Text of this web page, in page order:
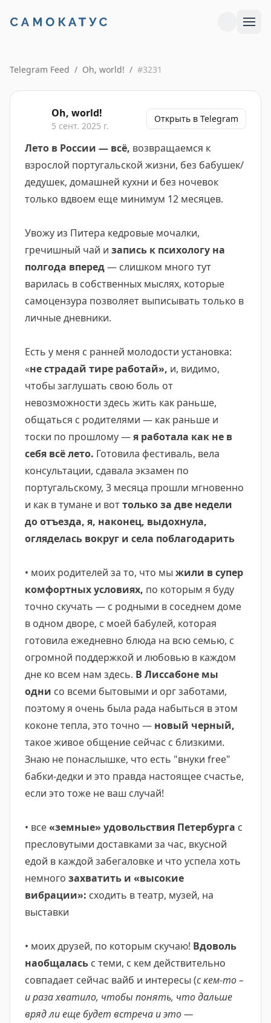
Telegram Feed / Oh, world! / #3231
Oh, world!
5 сент. 2025 г.
Открыть в Telegram
Лето в России — всё, возвращаемся к
взрослой португальской жизни, без бабушек/
дедушек, домашней кухни и без ночевок
только вдвоем еще минимум 12 месяцев.
Увожу из Питера кедровые мочалки,
гречишный чай и запись к психологу на
полгода вперед— слишком много тут
варилась в собственных мыслях, которые
самоцензура позволяет выписывать только в
личные дневники.
Есть у меня с ранней молодости установка:
«не страдай тире работай», и, видимо,
чтобы заглушать свою боль от
невозможности здесь жить как раньше,
общаться с родителями — как раньше и
тоски по прошлому —я работала как не в
себя всё лето. Готовила фестиваль, вела
консультации, сдавала экзамен по
португальскому, 3 месяца прошли мгновенно
и как в тумане и воттолько за две недели
до отъезда, я, наконец, выдохнула,
огляделась вокруг и села поблагодарить
• моих родителей за то, что мы жили в супер
комфортных условиях, по которым я буду
точно скучать — с родными в соседнем доме
в одном дворе, с моей бабулей, которая
готовила ежедневно блюда на всю семью, с
огромной поддержкой и любовью в каждом
дне ко всем нам здесь. В Лиссабоне мы
одни со всеми бытовыми и орг заботами,
поэтому я очень была рада набыться в этом
коконе тепла, это точно — новый черный,
такое живое общение сейчас с близкими.
Знаю не понаслышке, что есть "внуки free"
бабки-дедки и это правда настоящее счастье,
если это тоже не ваш случай!
• все«земные» удовольствия Петербурга с
пресловутыми доставками за час, вкусной
едой в каждой забегаловке и что успела хоть
немного захватить и «высокие
вибрации»: сходить в театр, музей, на
выставки
• моих друзей, по которым скучаю! Вдоволь
наобщалась с теми, с кем действительно
совпадает сейчас вайб и интересы (с кем-то –
и раза хватило, чтобы понять, что дальше
вряд ли еще будет встреча и это —